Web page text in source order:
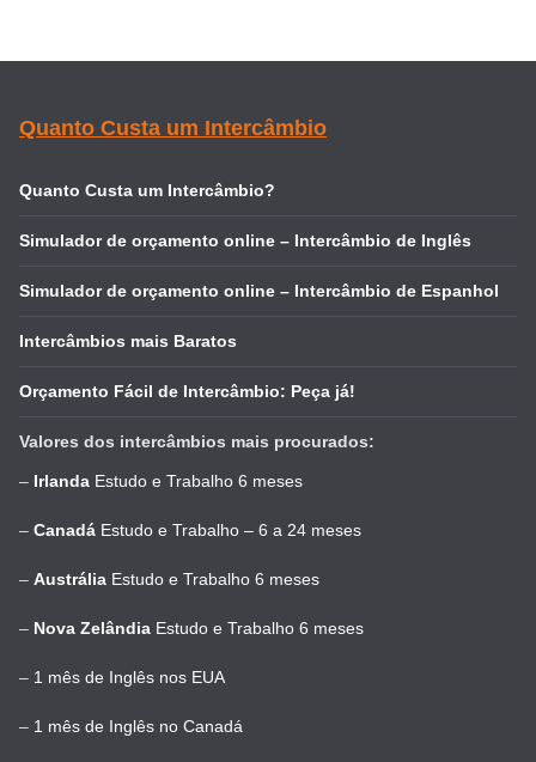
Quanto Custa um Intercâmbio
Quanto Custa um Intercâmbio?
Simulador de orçamento online – Intercâmbio de Inglês
Simulador de orçamento online – Intercâmbio de Espanhol
Intercâmbios mais Baratos
Orçamento Fácil de Intercâmbio: Peça já!
Valores dos intercâmbios mais procurados:
– Irlanda Estudo e Trabalho 6 meses
– Canadá Estudo e Trabalho – 6 a 24 meses
– Austrália Estudo e Trabalho 6 meses
– Nova Zelândia Estudo e Trabalho 6 meses
– 1 mês de Inglês nos EUA
– 1 mês de Inglês no Canadá